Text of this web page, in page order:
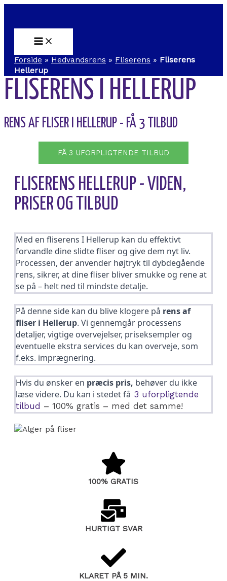
Gå
indholdet
Main
Forside » Hedvandsrens » Fliserens » Fliserens
Hellerup
FLISERENS I HELLERUP
RENS AF FLISER I HELLERUP - FÅ 3 TILBUD
FÅ 3 UFORPLIGTENDE TILBUD
FLISERENS HELLERUP - VIDEN,
PRISER OG TILBUD
Med en fliserens I Hellerup kan du effektivt
forvandle dine slidte fliser og give dem nyt liv.
Processen, der anvender højtryk til dybdegående
rens, sikrer, at dine fliser bliver smukke og rene at
se på – helt ned til mindste detalje.
På denne side kan du blive klogere på rens af
fliser i Hellerup. Vi gennemgår processens
detaljer, vigtige overvejelser, priseksempler og
eventuelle ekstra services du kan overveje, som
f.eks. imprægnering.
Hvis du ønsker en præcis pris, behøver du ikke
læse videre. Du kan i stedet få 3 uforpligtende
tilbud – 100% gratis – med det samme!
100% GRATIS
HURTIGT SVAR
KLARET PÅ 5 MIN.